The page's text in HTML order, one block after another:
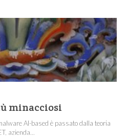
minacciosi
AI-based è passato dalla teoria
azienda...